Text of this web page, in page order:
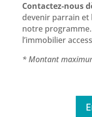
Contactez-nous
devenir parrain et
notre
l’immobilier
* Montant